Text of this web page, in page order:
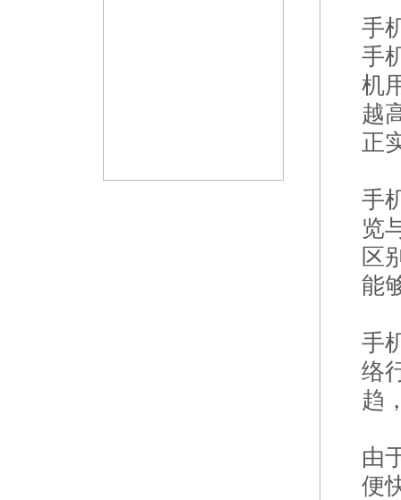
手
手
机
越
正
手
览
区
能
手
络
趋
由
便